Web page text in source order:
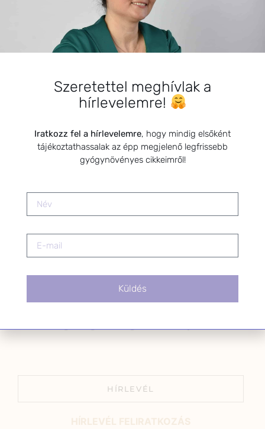
2019.06.16.
egészségügyi biomérnök, fitoterapeuta és édesanya.
HÍRLEVÉL
Szeretettel meghívlak a
hírlevelemre!
Iratkozz fel a hírlevelemre, hogy mindig elsőként
tájékoztathassalak az épp megjelenő legfrissebb
gyógynövényes cikkeimről!
Küldés